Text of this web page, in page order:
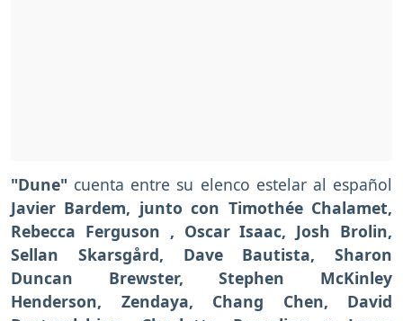
"Dune" cuenta entre su elenco estelar al español
Javier Bardem, junto con Timothée Chalamet,
Rebecca Ferguson , Oscar Isaac, Josh Brolin,
Sellan Skarsgård, Dave Bautista, Sharon
Duncan Brewster, Stephen McKinley
Henderson, Zendaya, Chang Chen, David